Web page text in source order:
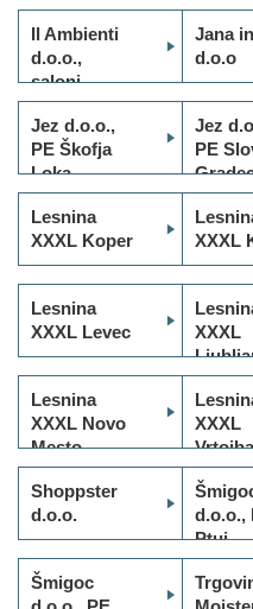
Il Ambienti
d.o.o.,
saloni
pohištva
YES
Jana
d.o.o
Jez d.o.o.,
PE Škofja
Loka
Jez
PE
Lesnina
XXXL Koper
XXXL
Lesnina
XXXL Levec
XXXL
Lesnina
XXXL Novo
Mesto
XXXL
Vrtojba
Shoppster
d.o.o.
d.o.o.,
Ptuj
Šmigoc